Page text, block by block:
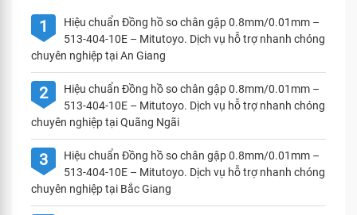
1
Hiệu chuẩn Đồng hồ so chân gập 0.8mm/0.01mm –
513-404-10E – Mitutoyo. Dịch vụ hỗ trợ nhanh chóng
chuyên nghiệp tại An Giang
2
Hiệu chuẩn Đồng hồ so chân gập 0.8mm/0.01mm –
513-404-10E – Mitutoyo. Dịch vụ hỗ trợ nhanh chóng
chuyên nghiệp tại Quãng Ngãi
3
Hiệu chuẩn Đồng hồ so chân gập 0.8mm/0.01mm –
513-404-10E – Mitutoyo. Dịch vụ hỗ trợ nhanh chóng
chuyên nghiệp tại Bắc Giang